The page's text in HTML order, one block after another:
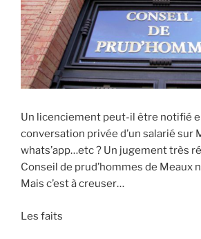
Un licenciement peut-il être notifié
conversation privée d’un salarié sur
whats’app…etc ? Un jugement très
Conseil de prud’hommes de Meaux
Mais c’est à creuser…
Les faits